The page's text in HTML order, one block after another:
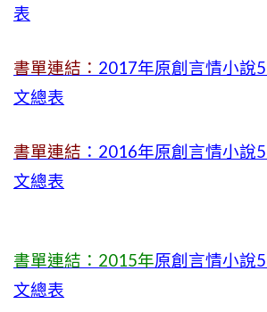
表
書單連結： 2017年原創言情小說
文總表
書單連結 ：2016年原創言情小說
文總表
書單連結：2015年原創言情小說
文總表